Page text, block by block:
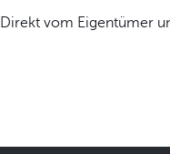
Direkt vom Eigentümer